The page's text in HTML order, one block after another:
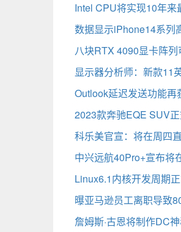
Intel CPU将实现10年来
数据显示iPhone14系列
八块RTX 4090显卡阵
显示器分析师：新款11
Outlook延迟发送功能
2023款奔驰EQE SUV
科乐美官宣：将在周四
中兴远航40Pro+宣布将
Linux6.1内核开发周期
曝亚马逊员工离职导致
詹姆斯·古恩将制作DC